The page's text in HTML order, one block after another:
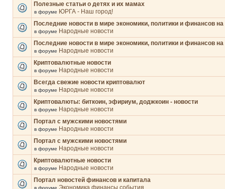
Полезные статьи о детях и их мамах
в форуме ЮРГА - Наш город!
Последние новости в мире экономики, политики и финансов на
в форуме Народные новости
Последние новости в мире экономики, политики и финансов на
в форуме Народные новости
Криптовалютные новости
в форуме Народные новости
Всегда свежие новости криптовалют
в форуме Народные новости
Криптовалюты: биткоин, эфириум, доджкоин - новости
в форуме Народные новости
Портал с мужскими новостями
в форуме Народные новости
Портал с мужскими новостями
в форуме Народные новости
Криптовалютные новости
в форуме Народные новости
Портал новостей финансов и капитала
в форуме Экономика финансы события